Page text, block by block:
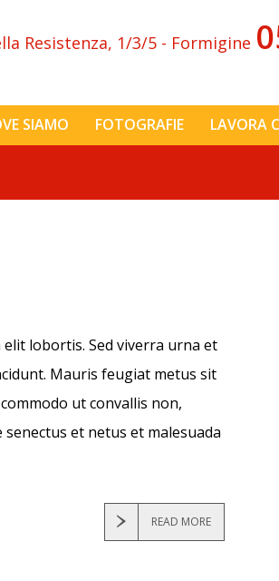
Resistenza, 1/3/5 - Formigine
SIAMO FOTOGRAFIE LAVORA
lobortis. Sed viverra urna et
Mauris feugiat metus sit
ut convallis non,
et netus et malesuada
READ MORE